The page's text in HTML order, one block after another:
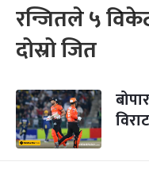
रन्जितले ५
दोस्रो जित